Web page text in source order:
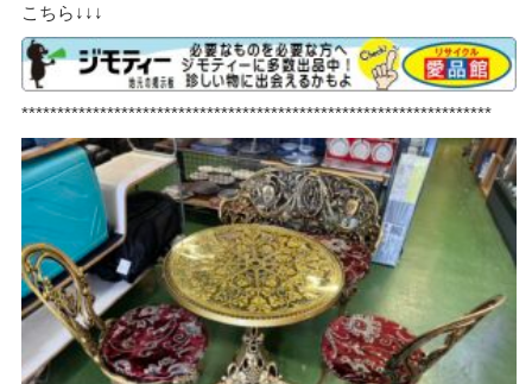
こちら↓↓↓
******************************************************************